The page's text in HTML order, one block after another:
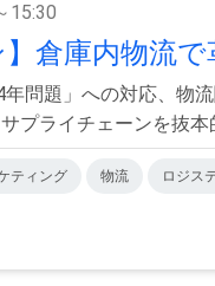
15:30
】倉庫内物流
問題」への対応、物
プライチェーンを抜本
ティング 物流 ロジス